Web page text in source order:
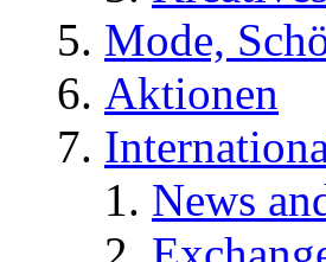
Mode,
Aktionen
News